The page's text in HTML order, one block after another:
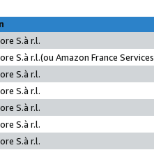
S.à r.l.
S.à r.l.(ou Amazon France
S.à r.l.
S.à r.l.
S.à r.l.
S.à r.l.
S.à r.l.